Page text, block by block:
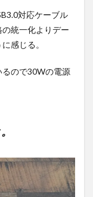
対応ケーブル
統一化よりデー
感じる。
ので30Wの電源